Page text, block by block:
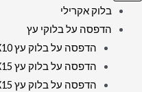
בלוק אקרילי
הדפסה על בלוקי עץ
הדפסה על בלוק עץ 10X10 ס"מ
הדפסה על בלוק עץ 10X15 ס"מ
הדפסה על בלוק עץ 15X15 ס"מ
על
רקע